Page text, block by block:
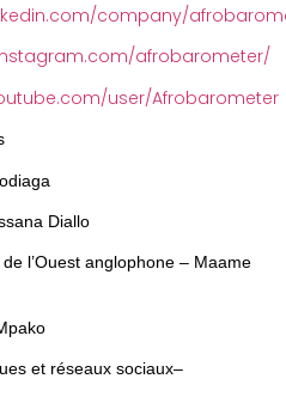
company/
afrobarometer/
user/Afrobarometer
Diallo
l’Ouest anglophone – Maame
et réseaux sociaux–